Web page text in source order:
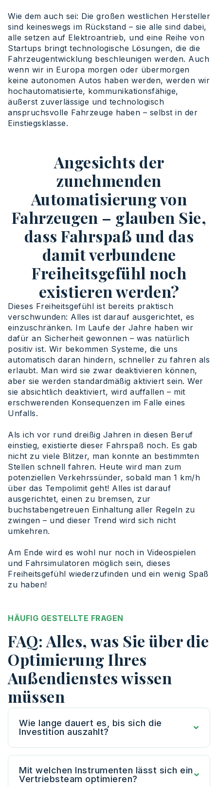
Wie dem auch sei: Die großen westlichen Hersteller
sind keineswegs im Rückstand – sie alle sind dabei,
alle setzen auf Elektroantrieb, und eine Reihe von
Startups bringt technologische Lösungen, die die
Fahrzeugentwicklung beschleunigen werden. Auch
wenn wir in Europa morgen oder übermorgen
keine autonomen Autos haben werden, werden wir
hochautomatisierte, kommunikationsfähige,
äußerst zuverlässige und technologisch
anspruchsvolle Fahrzeuge haben – selbst in der
Einstiegsklasse.
Angesichts der
zunehmenden
Automatisierung von
Fahrzeugen – glauben Sie,
dass Fahrspaß und das
damit verbundene
Freiheitsgefühl noch
existieren werden?
Dieses Freiheitsgefühl ist bereits praktisch
verschwunden: Alles ist darauf ausgerichtet, es
einzuschränken. Im Laufe der Jahre haben wir
dafür an Sicherheit gewonnen – was natürlich
positiv ist. Wir bekommen Systeme, die uns
automatisch daran hindern, schneller zu fahren als
erlaubt. Man wird sie zwar deaktivieren können,
aber sie werden standardmäßig aktiviert sein. Wer
sie absichtlich deaktiviert, wird auffallen – mit
erschwerenden Konsequenzen im Falle eines
Unfalls.
Als ich vor rund dreißig Jahren in diesen Beruf
einstieg, existierte dieser Fahrspaß noch. Es gab
nicht zu viele Blitzer, man konnte an bestimmten
Stellen schnell fahren. Heute wird man zum
potenziellen Verkehrssünder, sobald man 1 km/h
über das Tempolimit geht! Alles ist darauf
ausgerichtet, einen zu bremsen, zur
buchstabengetreuen Einhaltung aller Regeln zu
zwingen – und dieser Trend wird sich nicht
umkehren.
Am Ende wird es wohl nur noch in Videospielen
und Fahrsimulatoren möglich sein, dieses
Freiheitsgefühl wiederzufinden und ein wenig Spaß
zu haben!
HÄUFIG GESTELLTE FRAGEN
FAQ: Alles, was Sie über die
Optimierung Ihres
Außendienstes wissen
müssen
Wie lange dauert es, bis sich die
Investition auszahlt?
Mit welchen Instrumenten lässt sich ein
Vertriebsteam optimieren?